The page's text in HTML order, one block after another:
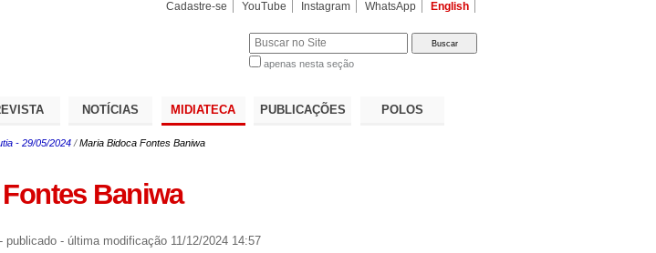
Cadastre-se YouTube Instagram WhatsApp English
apenas nesta seção
NOTÍCIAS MIDIATECA PUBLICAÇÕES POLOS
- 29/05/2024 /Maria Bidoca Fontes Baniwa
Baniwa
- publicado - última modificação11/12/2024 14:57